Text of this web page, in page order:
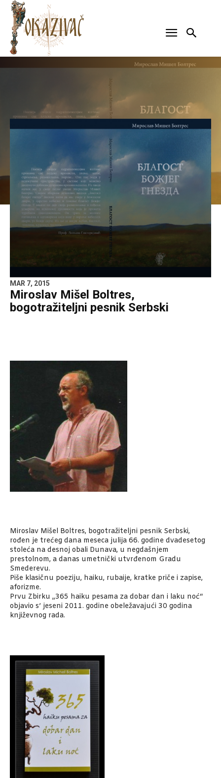
MAR 7, 2015
Miroslav Mišel Boltres,
bogotražiteljni pesnik Serbski
Miroslav Mišel Boltres, bogotražiteljni pesnik Serbski,
rođen je trećeg dana meseca julija 66. godine dvadesetog
stoleća na desnoj obali Dunava, u negdašnjem
prestolnom, a danas umetnički utvrđenom Gradu
Smederevu.
Piše klasičnu poeziju, haiku, rubaije, kratke priče i zapise,
aforizme.
Prvu Zbirku „365 haiku pesama za dobar dan i laku noć“
objavio s’ jeseni 2011. godine obeležavajući 30 godina
književnog rada.